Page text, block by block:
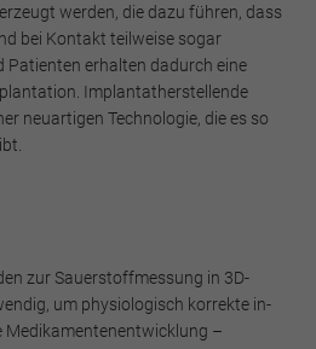
werden, die dazu führen, dass
bei Kontakt teilweise sogar
Patienten erhalten dadurch eine
Implantatherstellende
neuartigen Technologie, die es so
zur Sauerstoffmessung in 3D-
um physiologisch korrekte in-
Medikamentenentwicklung –